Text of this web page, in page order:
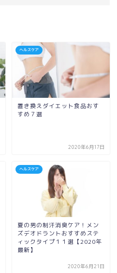
ヘルスケア
置き換えダイエット食品おす
すめ７選
2020年6月17日
ヘルスケア
夏の男の制汗消臭ケア！メン
ズデオドラントおすすめステ
ィックタイプ１１選【2020年
最新】
2020年6月21日